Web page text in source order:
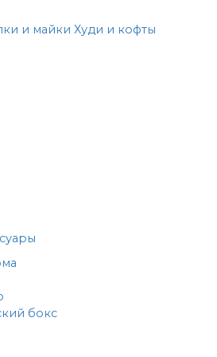
и майки Худи и кофты
бокс